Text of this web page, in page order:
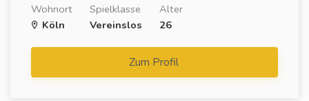
Wohnort
Köln
Spielklasse
Vereinslos
Alter
26
Zum Profil